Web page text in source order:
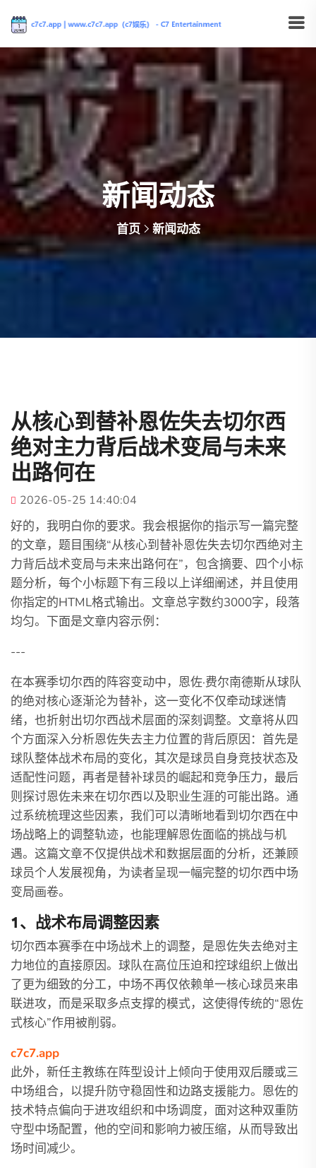
新闻动态
首页 新闻动态
从核心到替补恩佐失去切尔西
绝对主力背后战术变局与未来
出路何在
2026-05-25 14:40:04
好的，我明白你的要求。我会根据你的指示写一篇完整
的文章，题目围绕“从核心到替补恩佐失去切尔西绝对主
力背后战术变局与未来出路何在”，包含摘要、四个小标
题分析，每个小标题下有三段以上详细阐述，并且使用
你指定的HTML格式输出。文章总字数约3000字，段落
均匀。下面是文章内容示例：
---
在本赛季切尔西的阵容变动中，恩佐·费尔南德斯从球队
的绝对核心逐渐沦为替补，这一变化不仅牵动球迷情
绪，也折射出切尔西战术层面的深刻调整。文章将从四
个方面深入分析恩佐失去主力位置的背后原因：首先是
球队整体战术布局的变化，其次是球员自身竞技状态及
适配性问题，再者是替补球员的崛起和竞争压力，最后
则探讨恩佐未来在切尔西以及职业生涯的可能出路。通
过系统梳理这些因素，我们可以清晰地看到切尔西在中
场战略上的调整轨迹，也能理解恩佐面临的挑战与机
遇。这篇文章不仅提供战术和数据层面的分析，还兼顾
球员个人发展视角，为读者呈现一幅完整的切尔西中场
变局画卷。
1、战术布局调整因素
切尔西本赛季在中场战术上的调整，是恩佐失去绝对主
力地位的直接原因。球队在高位压迫和控球组织上做出
了更为细致的分工，中场不再仅依赖单一核心球员来串
联进攻，而是采取多点支撑的模式，这使得传统的“恩佐
式核心”作用被削弱。
c7c7.app
此外，新任主教练在阵型设计上倾向于使用双后腰或三
中场组合，以提升防守稳固性和边路支援能力。恩佐的
技术特点偏向于进攻组织和中场调度，面对这种双重防
守型中场配置，他的空间和影响力被压缩，从而导致出
场时间减少。